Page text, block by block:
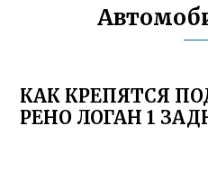
КАК КРЕПЯТСЯ
РЕНО ЛОГАН 1